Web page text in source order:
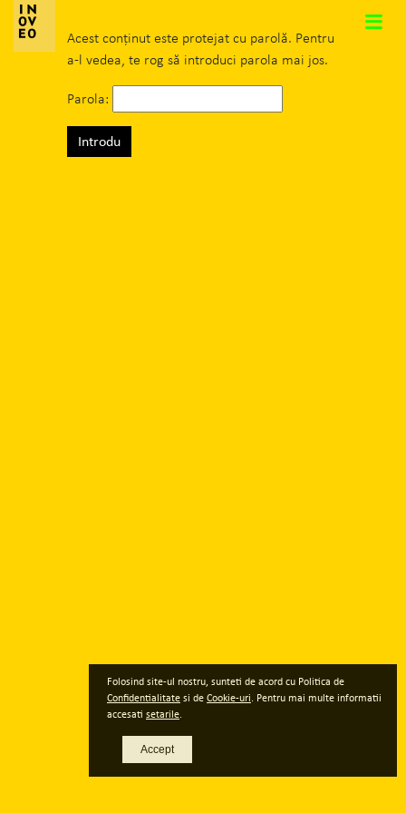
Main Navigation
Search:
Acest conținut este protejat cu parolă. Pentru
a-l vedea, te rog să introduci parola mai jos.
Parola:
Folosind site-ul nostru, sunteti de acord cu Politica de
Confidentialitatesi deCookie-uri. Pentru mai multe informatii
accesati setarile.
Accept